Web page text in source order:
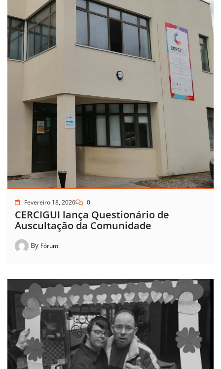
Fevereiro 18, 2026 0
CERCIGUI lança Questionário de
Auscultação da Comunidade
By Fórum